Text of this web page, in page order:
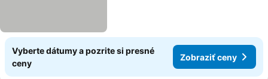
Vyberte dátumy a pozrite si presné
ceny
Zobraziť ceny